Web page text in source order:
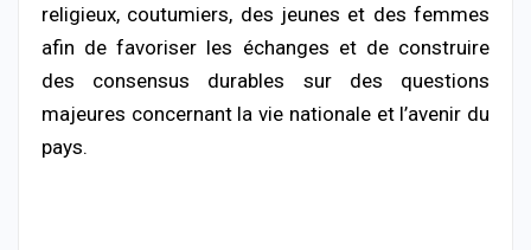
religieux, coutumiers, des jeunes et des femmes
afin de favoriser les échanges et de construire
des consensus durables sur des questions
majeures concernant la vie nationale et l’avenir du
pays.